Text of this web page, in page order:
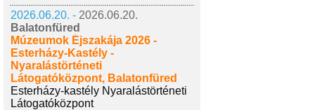
2026.06.20. - 2026.06.20.
Balatonfüred
Múzeumok Éjszakája 2026 -
Esterházy-Kastély -
Nyaralástörténeti
Látogatóközpont, Balatonfüred
Esterházy-kastély Nyaralástörténeti
Látogatóközpont